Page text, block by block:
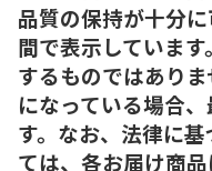
品質の保持が十分
間で表示していま
するものではあり
になっている場合
す。なお、法律に
ては、各お届け商品